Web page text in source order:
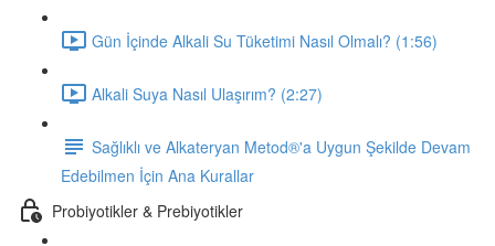
Gün İçinde Alkali Su Tüketimi Nasıl Olmalı? (1:56)
Alkali Suya Nasıl Ulaşırım? (2:27)
Sağlıklı ve Alkateryan Metod®'a Uygun Şekilde Devam
Edebilmen İçin Ana Kurallar
Probiyotikler & Prebiyotikler